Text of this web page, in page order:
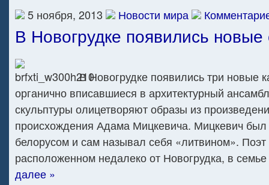
5 ноября, 2013
Новости мира
В Новогрудке появились новые
В Новогрудке появились три новые
органично вписавшиеся в архитектурный
скульптуры олицетворяют образы из
происхождения Адама Мицкевича. Мицкевич
белорусом и сам называл себя «литвином».
расположенном недалеко от Новогрудка, в
далее »